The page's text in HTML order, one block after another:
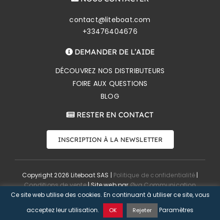
contact@liteboat.com
+33476404676
DEMANDER DE L’AIDE
DÉCOUVREZ NOS DISTRIBUTEURS
FOIRE AUX QUESTIONS
BLOG
RESTER EN CONTACT
INSCRIPTION À LA NEWSLETTER
Copyright 2026 Liteboat SAS | Politique de confidentialité |
Conditions de vente| Site web parØya Communication
Ce site web utilise des cookies. En continuant à utiliser ce site, vous
acceptez leur utilisation.
OK Rejeter Paramètres